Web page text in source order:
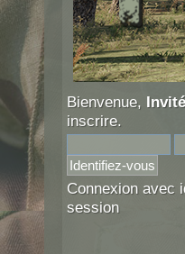
Bienvenue, Invité
inscrire.
Connexion avec
session